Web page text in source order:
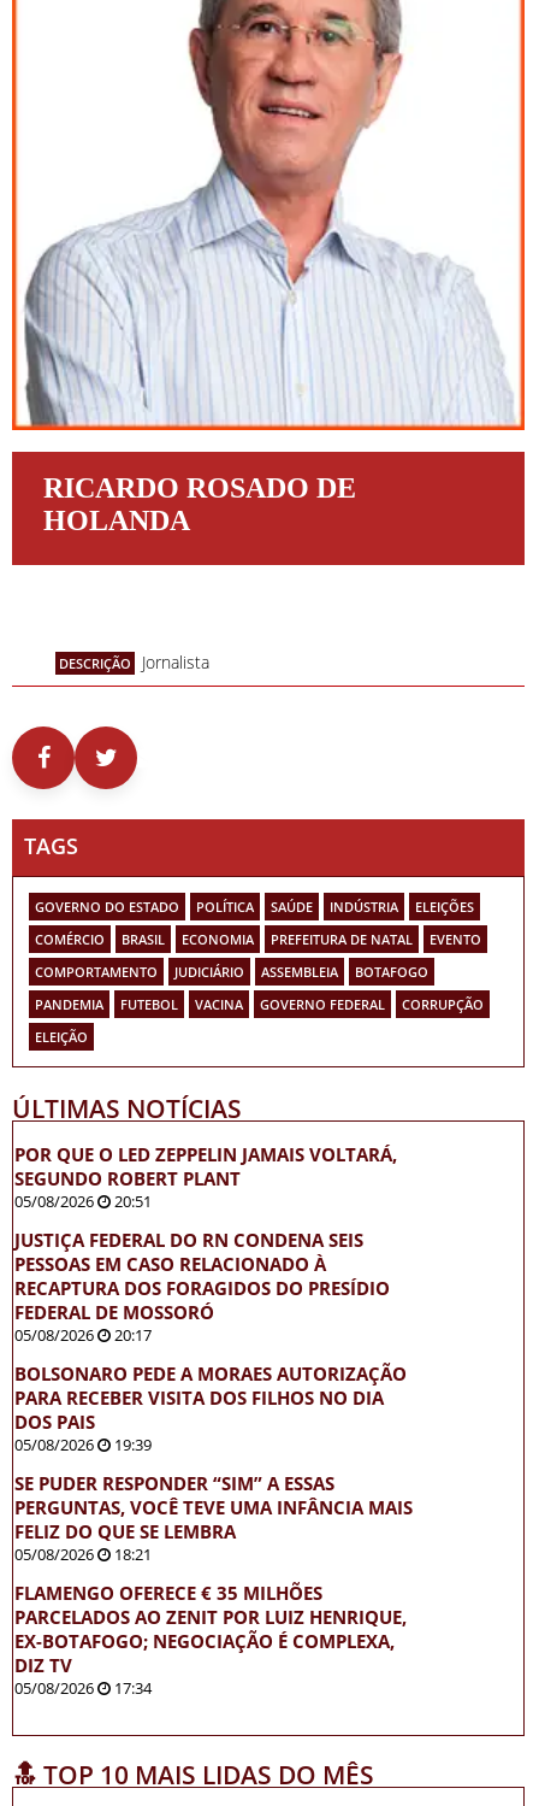
RICARDO ROSADO DE
HOLANDA
DESCRIÇÃO Jornalista
TAGS
GOVERNO DO ESTADO POLÍTICA SAÚDE INDÚSTRIA
ELEIÇÕES
COMÉRCIO
BRASIL ECONOMIA PREFEITURA DE NATAL
EVENTO
COMPORTAMENTO
JUDICIÁRIO ASSEMBLEIA
BOTAFOGO
PANDEMIA
FUTEBOL VACINA GOVERNO FEDERAL
CORRUPÇÃO
ELEIÇÃO
ÚLTIMAS NOTÍCIAS
POR QUE O LED ZEPPELIN JAMAIS VOLTARÁ,
SEGUNDO ROBERT PLANT
05/08/2026 20:51
JUSTIÇA FEDERAL DO RN CONDENA SEIS
PESSOAS EM CASO RELACIONADO À
RECAPTURA DOS FORAGIDOS DO PRESÍDIO
FEDERAL DE MOSSORÓ
05/08/2026 20:17
BOLSONARO PEDE A MORAES AUTORIZAÇÃO
PARA RECEBER VISITA DOS FILHOS NO DIA
DOS PAIS
05/08/2026 19:39
SE PUDER RESPONDER “SIM” A ESSAS
PERGUNTAS, VOCÊ TEVE UMA INFÂNCIA MAIS
FELIZ DO QUE SE LEMBRA
05/08/2026 18:21
FLAMENGO OFERECE € 35 MILHÕES
PARCELADOS AO ZENIT POR LUIZ HENRIQUE,
EX-BOTAFOGO; NEGOCIAÇÃO É COMPLEXA,
DIZ TV
05/08/2026 17:34
🔝 TOP 10 MAIS LIDAS DO MÊS